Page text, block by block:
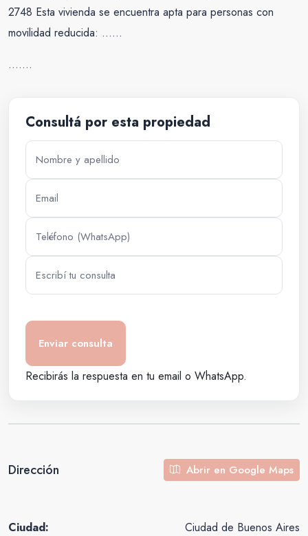
2748 Esta vivienda se encuentra apta para personas con
movilidad reducida: ……
…….
Consultá por esta propiedad
Recibirás la respuesta en tu email o WhatsApp.
Dirección Abrir en Google Maps
Ciudad: Ciudad de Buenos Aires